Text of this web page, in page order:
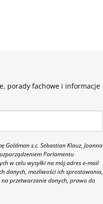
porady fachowe i informacje
Goldman s.c. Sebastian Klauz, Joanna
Parlamentu
w celu wysyłki na mój adres e-mail
danych, możliwości ich sprostowania,
przetwarzanie danych, prawo do